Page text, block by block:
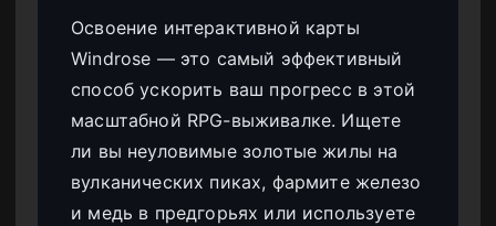
Освоение интерактивной карты
Windrose — это самый эффективный
способ ускорить ваш прогресс в этой
масштабной RPG-выживалке. Ищете
ли вы неуловимые золотые жилы на
вулканических пиках, фармите железо
и медь в предгорьях или используете